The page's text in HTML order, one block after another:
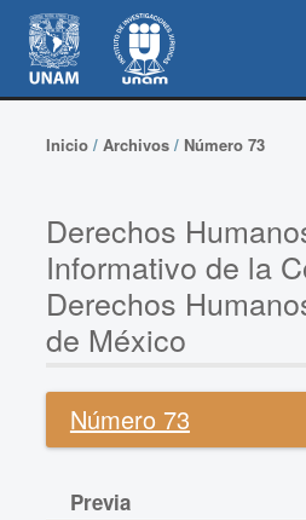
Inicio/ Archivos/ Número 73
Derechos
Informativo de la
Derechos
de México
Número 73
Previa